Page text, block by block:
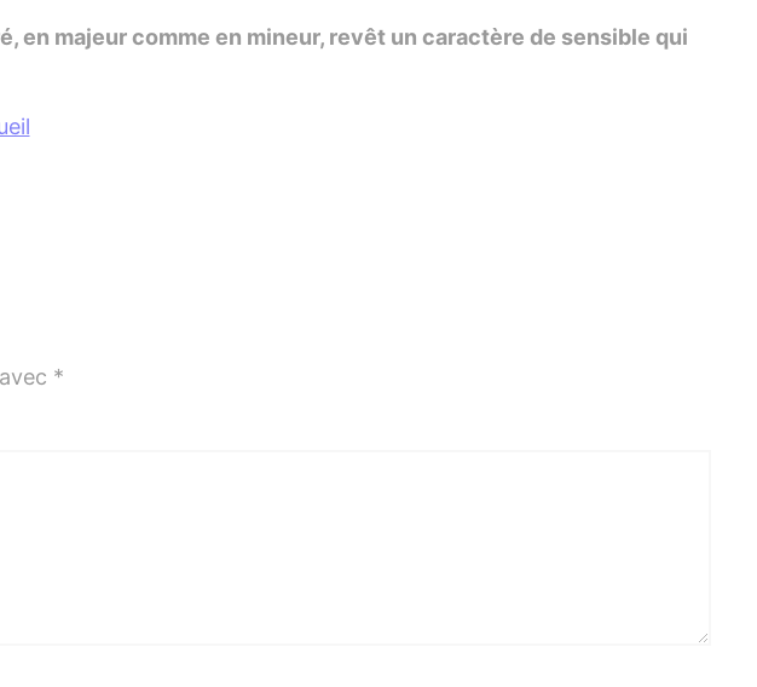
en majeur comme en mineur, revêt un caractère de sensible qui
*